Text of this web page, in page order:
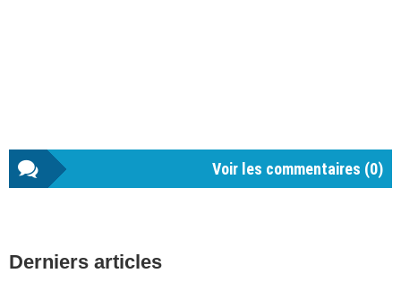
Voir les commentaires (0)
latérale
Derniers articles